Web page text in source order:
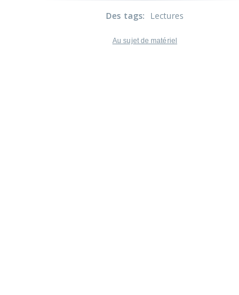
Des tags: Lectures
Au sujet de matériel